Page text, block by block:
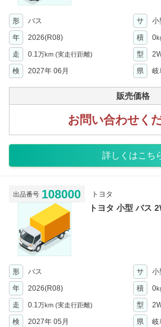
形 バス サ
小
年
2026(R08) 積 0
走 0.1万km (実走行距離) 型
検
2027年 06月 県 岐
販売価格
お問い合わせく
詳しくはこち
出品番号 108000 トヨタ
トヨタ 小型 バス
形 バス サ
小
年
2026(R08) 積 0
走 0.1万km (実走行距離) 型
検
2027年 05月 県 岐